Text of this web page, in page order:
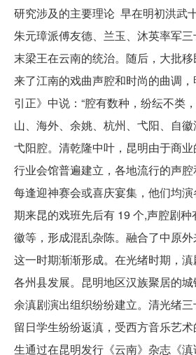
研究涉及的主要理论 早在明初洪武
朱元璋派傅友德、兰玉、沐英率军
末梁王在云南的统治。随后，大批
来了江南的戏曲声腔和时尚的曲调
引正》中说：“腔有数种，纷纭不类
山、海外、余姚、杭州、弋阳、自
弋阳腔。清乾隆中叶，昆明由于商
行业会馆普遍建立，各地流行的声腔
每逢迎神赛会或喜庆宴集，他们均
期来昆的戏班先后有 19 个,声腔剧种
徽等，形成混乱杂陈。融合了中原外
这一时期渐渐形成。在光绪时期，
各州县发展。昆明地区汉族聚居的
余滇剧演出组织纷纷建立。清光绪三
留日学生纷纷返滇，受西方音乐艺
生通过在昆明发行《云南》杂志《